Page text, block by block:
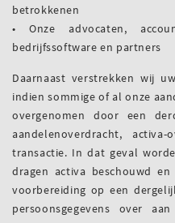
betrokkenen
• Onze advocaten,
bedrijfssoftware en partners
Daarnaast verstrekken wij
indien sommige of al onze
overgenomen door een
aandelenoverdracht,
transactie. In dat geval
dragen activa beschouwd
voorbereiding op een
persoonsgegevens over